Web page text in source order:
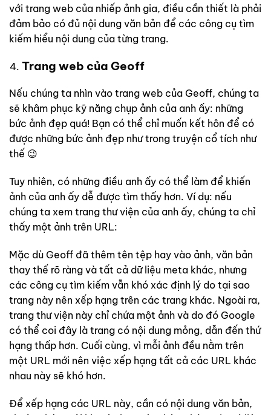
với trang web của nhiếp ảnh gia, điều cần thiết là phải
đảm bảo có đủ nội dung văn bản để các công cụ tìm
kiếm hiểu nội dung của từng trang.
Trang web của Geoff
Nếu chúng ta nhìn vào trang web của Geoff, chúng ta
sẽ khâm phục kỹ năng chụp ảnh của anh ấy: những
bức ảnh đẹp quá! Bạn có thể chỉ muốn kết hôn để có
được những bức ảnh đẹp như trong truyện cổ tích như
thế 😉
Tuy nhiên, có những điều anh ấy có thể làm để khiến
ảnh của anh ấy dễ được tìm thấy hơn. Ví dụ: nếu
chúng ta xem trang thư viện của anh ấy, chúng ta chỉ
thấy một ảnh trên URL:
Mặc dù Geoff đã thêm tên tệp hay vào ảnh, văn bản
thay thế rõ ràng và tất cả dữ liệu meta khác, nhưng
các công cụ tìm kiếm vẫn khó xác định lý do tại sao
trang này nên xếp hạng trên các trang khác. Ngoài ra,
trang thư viện này chỉ chứa một ảnh và do đó Google
có thể coi đây là trang có nội dung mỏng, dẫn đến thứ
hạng thấp hơn. Cuối cùng, vì mỗi ảnh đều nằm trên
một URL mới nên việc xếp hạng tất cả các URL khác
nhau này sẽ khó hơn.
Để xếp hạng các URL này, cần có nội dung văn bản,